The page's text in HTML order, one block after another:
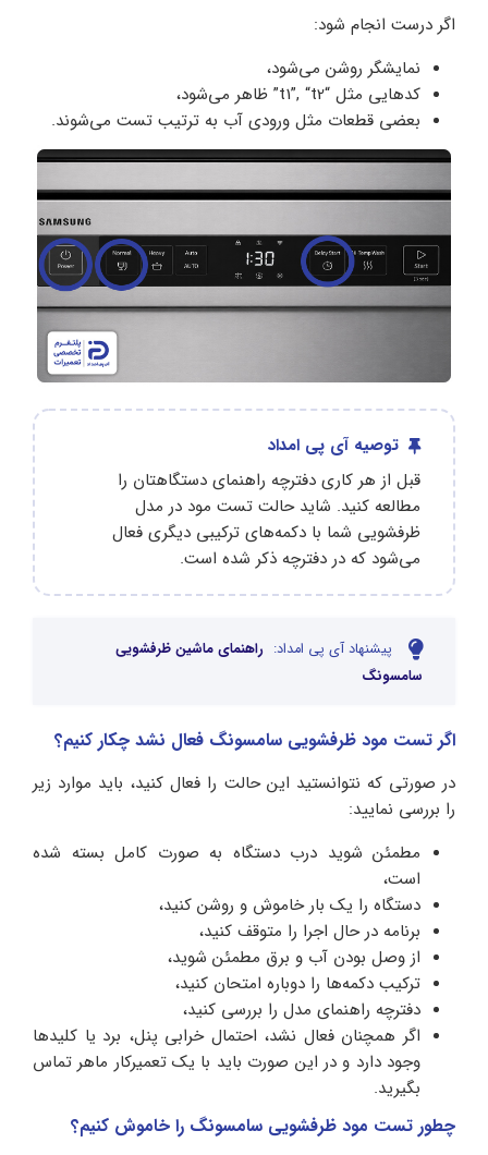
اگر درست انجام شود:
نمایشگر روشن می‌شود،
کدهایی مثل “t1”, “t2” ظاهر می‌شود،
بعضی قطعات مثل ورودی آب به ترتیب تست می‌شوند.
توصیه آی پی امداد
قبل از هر کاری دفترچه راهنمای دستگاهتان را
مطالعه کنید. شاید حالت تست مود در مدل
ظرفشویی شما با دکمه‌های ترکیبی دیگری فعال
می‌شود که در دفترچه ذکر شده است.
پیشنهاد آی پی امداد: راهنمای ماشین ظرفشویی
سامسونگ
اگر تست مود ظرفشویی سامسونگ فعال نشد چکار کنیم؟
در صورتی که نتوانستید این حالت را فعال کنید، باید موارد زیر
را بررسی نمایید:‌
مطمئن شوید درب دستگاه به صورت کامل بسته شده
است،
دستگاه را یک بار خاموش و روشن کنید،
برنامه در حال اجرا را متوقف کنید،
از وصل بودن آب و برق مطمئن شوید،
ترکیب دکمه‌ها را دوباره امتحان کنید،
دفترچه راهنمای مدل را بررسی کنید،
اگر همچنان فعال نشد، احتمال خرابی پنل، برد یا کلیدها
وجود دارد و در این صورت باید با یک تعمیرکار ماهر تماس
بگیرید.
چطور تست مود ظرفشویی سامسونگ را خاموش کنیم‌؟